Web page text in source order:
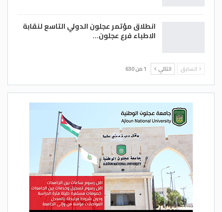
انطلاق مؤتمر عجلون الدولي التاسع لنقابة
الاطباء فرع عجلون…
السابق التالي 1 من 630